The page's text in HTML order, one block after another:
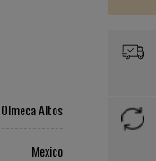
Olmeca Altos
Mexico